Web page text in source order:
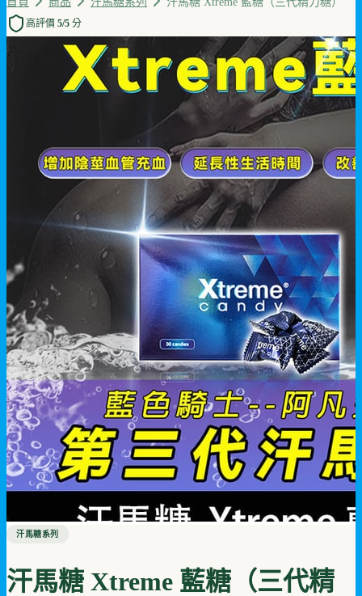
高評價 5/5 分
汗馬糖系列
汗馬糖 Xtreme 藍糖（三代精